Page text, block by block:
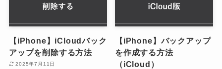
【iPhone】iCloudバック
アップを削除する方法
2025年7月11日
【iPhone】バックアップ
を作成する方法
（iCloud）